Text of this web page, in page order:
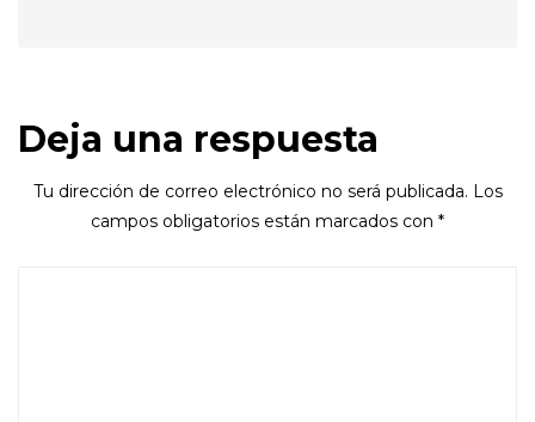
Deja una respuesta
Tu dirección de correo electrónico no será publicada. Los
campos obligatorios están marcados con *